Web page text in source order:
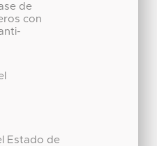
de
con
Estado de